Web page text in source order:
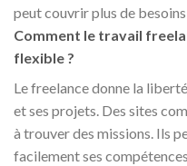
peut couvrir plus de
Comment le travail
flexible ?
Le freelance donne la
et ses projets. Des sites
à trouver des missions. Ils
facilement ses